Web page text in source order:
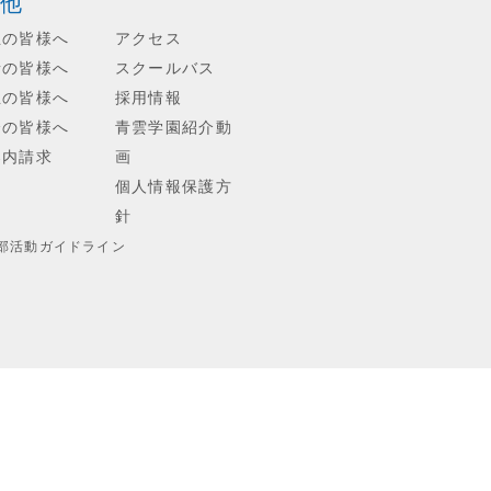
皆様へ
皆様へ
皆様へ
皆様へ
請求
アクセス
スクールバス
採用情報
青雲学園紹介動
画
個人情報保護方
針
活動ガイドライン